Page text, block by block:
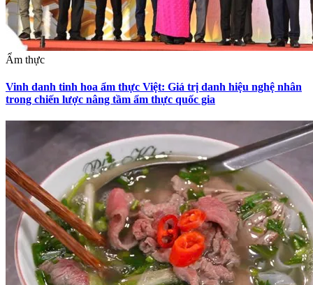
Ẩm thực
Vinh danh tinh hoa ẩm thực Việt: Giá trị danh hiệu nghệ nhân
trong chiến lược nâng tầm ẩm thực quốc gia